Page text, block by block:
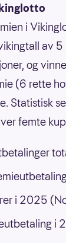
i
av
og
(6 rette
Statistisk
femte
i 2025
i